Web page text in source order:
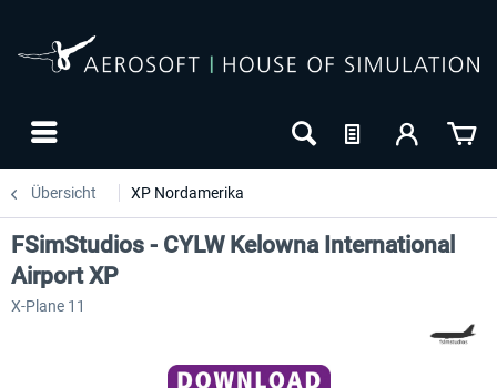
Übersicht XP Nordamerika
FSimStudios - CYLW Kelowna International
Airport XP
X-Plane 11